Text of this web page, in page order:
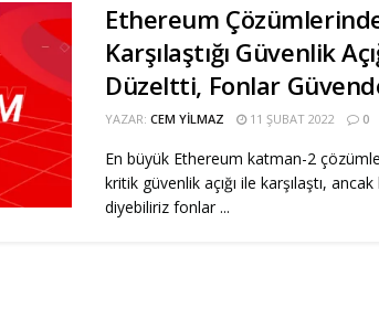
Ethereum
Karşılaştığı Güvenlik
Düzeltti, Fonlar
YAZAR: CEM YILMAZ 11 ŞUBAT 2022 0
En büyük Ethereum katman-2
kritik güvenlik açığı ile karşılaştı,
diyebiliriz fonlar ...